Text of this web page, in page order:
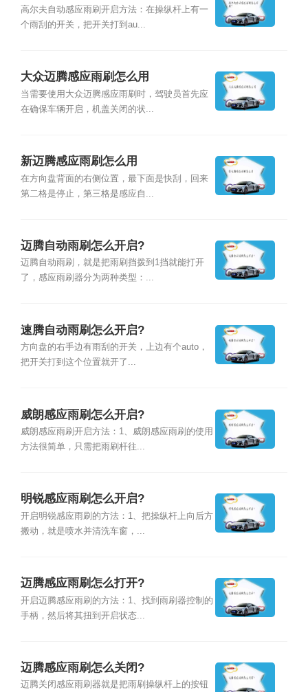
高尔夫自动感应雨刷开启方法：在操纵杆上有一
个雨刮的开关，把开关打到au...
大众迈腾感应雨刷怎么用
当需要使用大众迈腾感应雨刷时，驾驶员首先应
在确保车辆开启，机盖关闭的状...
新迈腾感应雨刷怎么用
在方向盘背面的右侧位置，最下面是快刮，回来
第二格是停止，第三格是感应自...
迈腾自动雨刷怎么开启?
迈腾自动雨刷，就是把雨刷挡拨到1挡就能打开
了，感应雨刷器分为两种类型：...
速腾自动雨刷怎么开启?
方向盘的右手边有雨刮的开关，上边有个auto，
把开关打到这个位置就开了...
威朗感应雨刷怎么开启?
威朗感应雨刷开启方法：1、威朗感应雨刷的使用
方法很简单，只需把雨刷杆往...
明锐感应雨刷怎么开启?
开启明锐感应雨刷的方法：1、把操纵杆上向后方
搬动，就是喷水并清洗车窗，...
迈腾感应雨刷怎么打开?
开启迈腾感应雨刷的方法：1、找到雨刷器控制的
手柄，然后将其扭到开启状态...
迈腾感应雨刷怎么关闭?
迈腾关闭感应雨刷器就是把雨刷操纵杆上的按钮